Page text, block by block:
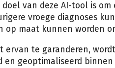
van deze AI-tool is
vroege diagnoses
op maat kunnen worden
ervan te garanderen,
en geoptimaliseerd